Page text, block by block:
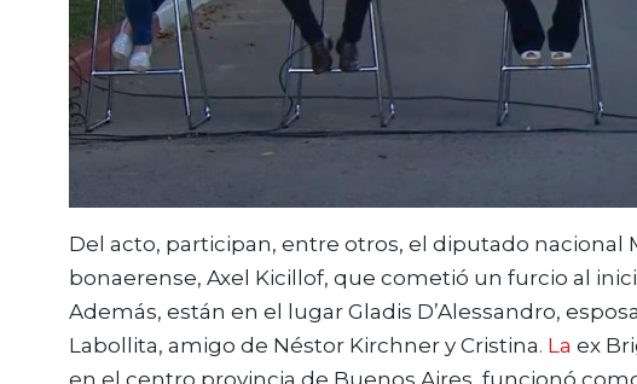
Del acto, participan, entre otros, el diputado nacional
bonaerense, Axel Kicillof, que cometió un furcio al
Además, están en el lugar Gladis D’Alessandro,
Labollita, amigo de Néstor Kirchner y Cristina. La ex
en el centro provincia de Buenos Aires, funcionó